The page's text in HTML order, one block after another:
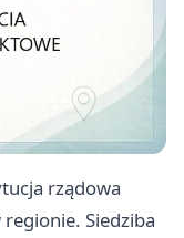
rządowa
Siedziba